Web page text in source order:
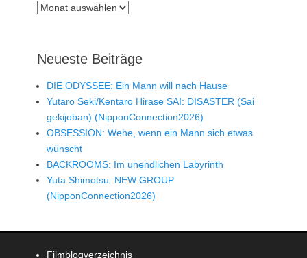
Archiv
Neueste Beiträge
DIE ODYSSEE: Ein Mann will nach Hause
Yutaro Seki/Kentaro Hirase SAI: DISASTER (Sai
gekijoban) (NipponConnection2026)
OBSESSION: Wehe, wenn ein Mann sich etwas
wünscht
BACKROOMS: Im unendlichen Labyrinth
Yuta Shimotsu: NEW GROUP
(NipponConnection2026)
Filmblogverzeichnis